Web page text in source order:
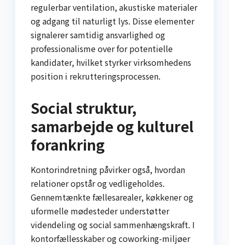
regulerbar ventilation, akustiske materialer
og adgang til naturligt lys. Disse elementer
signalerer samtidig ansvarlighed og
professionalisme over for potentielle
kandidater, hvilket styrker virksomhedens
position i rekrutteringsprocessen.
Social struktur,
samarbejde og kulturel
forankring
Kontorindretning påvirker også, hvordan
relationer opstår og vedligeholdes.
Gennemtænkte fællesarealer, køkkener og
uformelle mødesteder understøtter
videndeling og social sammenhængskraft. I
kontorfællesskaber og coworking-miljøer